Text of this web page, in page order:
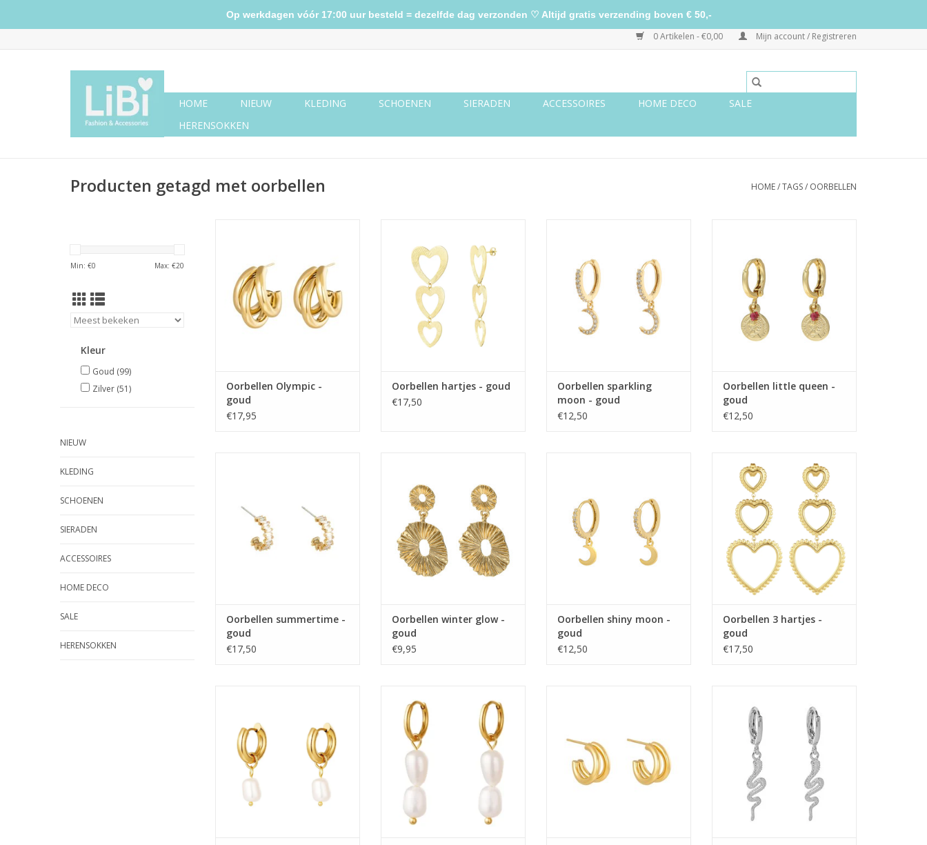
0 Artikelen - €0,00 Mijn account / Registreren
HOME NIEUW KLEDING SCHOENEN SIERADEN ACCESSOIRES HOME DECO
SALE
HERENSOKKEN
Producten getagd met oorbellen HOME/TAGS/ OORBELLEN
Min: €0 Max: €20
Kleur
Goud (99)
Zilver (51)
NIEUW
KLEDING
SCHOENEN
SIERADEN
ACCESSOIRES
HOME DECO
SALE
HERENSOKKEN
Oorbellen Olympic -
goud
€17,95
Oorbellen hartjes - goud
€17,50
Oorbellen sparkling
moon - goud
€12,50
Oorbellen little queen -
goud
€12,50
Oorbellen summertime -
goud
€17,50
Oorbellen winter glow -
goud
€9,95
Oorbellen shiny moon -
goud
€12,50
TOEVOEGEN AAN WINKELWAGEN
Oorbellen 3 hartjes -
goud
€17,50
TOEVOEGEN AAN WINKELWAGEN
TOEVOEGEN AAN WINKELWAGEN
Op werkdagen vóór 17:00 uur besteld = dezelfde dag verzonden ♡ Altijd gratis verzending boven € 50,-